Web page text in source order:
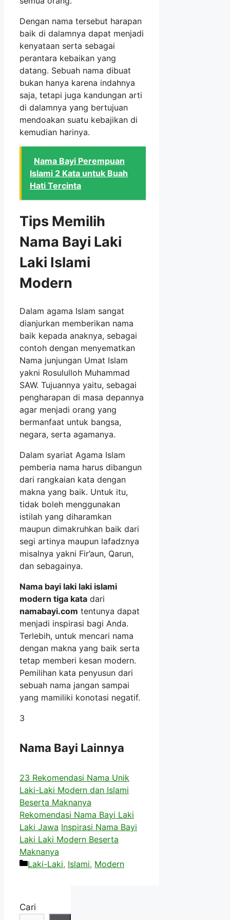
Dengan nama tersebut harapan
baik di dalamnya dapat menjadi
kenyataan serta sebagai
perantara kebaikan yang
datang. Sebuah nama dibuat
bukan hanya karena indahnya
saja, tetapi juga kandungan arti
di dalamnya yang bertujuan
mendoakan suatu kebajikan di
kemudian harinya.
Nama Bayi Perempuan
Islami 2 Kata untuk Buah
Hati Tercinta
Tips Memilih
Nama Bayi Laki
Laki Islami
Modern
Dalam agama Islam sangat
dianjurkan memberikan nama
baik kepada anaknya, sebagai
contoh dengan menyematkan
Nama junjungan Umat Islam
yakni Rosululloh Muhammad
SAW. Tujuannya yaitu, sebagai
pengharapan di masa depannya
agar menjadi orang yang
bermanfaat untuk bangsa,
negara, serta agamanya.
Dalam syariat Agama Islam
pemberia nama harus dibangun
dari rangkaian kata dengan
makna yang baik. Untuk itu,
tidak boleh menggunakan
istilah yang diharamkan
maupun dimakruhkan baik dari
segi artinya maupun lafadznya
misalnya yakni Fir’aun, Qarun,
dan sebagainya.
Nama bayi laki laki islami
modern tiga kata dari
namabayi.com tentunya dapat
menjadi inspirasi bagi Anda.
Terlebih, untuk mencari nama
dengan makna yang baik serta
tetap memberi kesan modern.
Pemilihan kata penyusun dari
sebuah nama jangan sampai
yang mamiliki konotasi negatif.
3
Nama Bayi Lainnya
23 Rekomendasi Nama Unik
Laki-Laki Modern dan Islami
Beserta Maknanya
Rekomendasi Nama Bayi Laki
Laki Jawa Inspirasi Nama Bayi
Laki Laki Modern Beserta
Maknanya
Kategori
Laki-Laki, Islami, Modern
Cari